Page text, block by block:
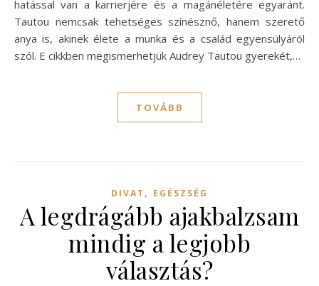
hatással van a karrierjére és a magánéletére egyaránt.
Tautou nemcsak tehetséges színésznő, hanem szerető
anya is, akinek élete a munka és a család egyensúlyáról
szól. E cikkben megismerhetjük Audrey Tautou gyerekét,…
TOVÁBB
DIVAT , EGÉSZSÉG
A legdrágább ajakbalzsam
mindig a legjobb
választás?